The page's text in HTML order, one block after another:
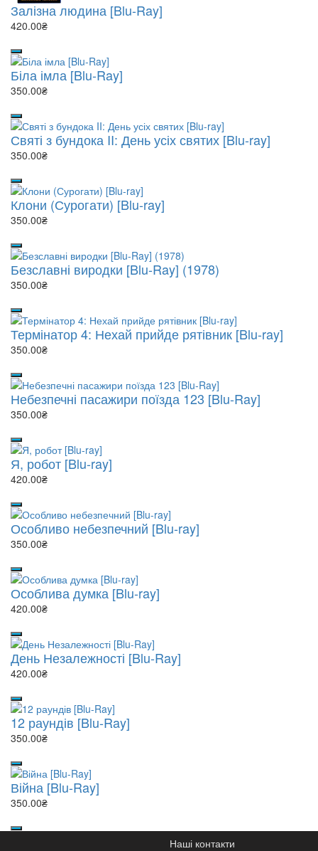
Залізна людина [Blu-Ray]
420.00₴
Біла імла [Blu-Ray]
350.00₴
Святі з бундока II: День усіх святих [Blu-ray]
350.00₴
Клони (Сурогати) [Blu-ray]
350.00₴
Безславні виродки [Blu-Ray] (1978)
350.00₴
Термінатор 4: Нехай прийде рятівник [Blu-ray]
350.00₴
Небезпечні пасажири поїзда 123 [Blu-Ray]
350.00₴
Я, робот [Blu-ray]
420.00₴
Особливо небезпечний [Blu-ray]
350.00₴
Особлива думка [Blu-ray]
420.00₴
День Незалежності [Blu-Ray]
420.00₴
12 раундів [Blu-Ray]
350.00₴
Війна [Blu-Ray]
350.00₴
Наші контакти